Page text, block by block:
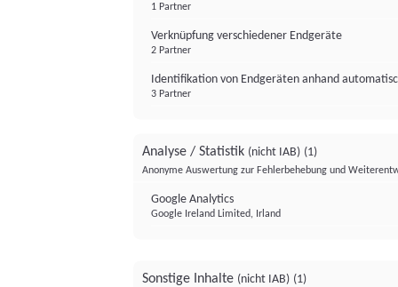
1 Partner
Verknüpfung verschiedener Endgeräte
2 Partner
Identifikation von Endgeräten anhand
3 Partner
Analyse / Statistik (nicht IAB) (1)
Anonyme Auswertung zur Fehlerbehebung und
Google Analytics
Google Ireland Limited, Irland
Sonstige Inhalte (nicht IAB) (1)